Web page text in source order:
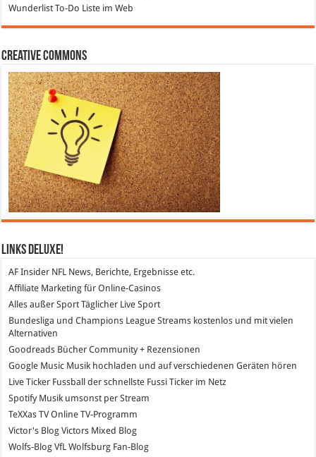
Wunderlist To-Do Liste im Web
Creative Commons
Links DeLuXe!
AF Insider NFL News, Berichte, Ergebnisse etc.
Affiliate Marketing für Online-Casinos
Alles außer SportTäglicher Live Sport
Bundesliga und Champions League Streams kostenlos und mit vielen
Alternativen
Goodreads Bücher Community + Rezensionen
Google Music Musik hochladen und auf verschiedenen Geräten hören
Live Ticker Fussball
der schnellste Fussi Ticker im Netz
SpotifyMusik umsonst per Stream
TeXXas TVOnline TV-Programm
Victor's Blog Victors Mixed Blog
Wolfs-Blog VfL Wolfsburg Fan-Blog